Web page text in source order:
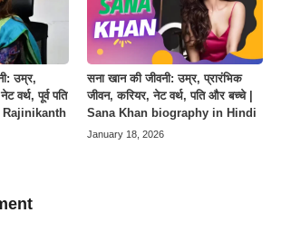
उम्र,
वर्थ, पूर्व पति
Rajinikanth
सना खान की जीवनी: उम्र, प्रारंभिक
जीवन, करियर, नेट वर्थ, पति और बच्चे |
Sana Khan biography in Hindi
January 18, 2026